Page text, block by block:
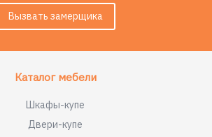
Вызвать замерщика
Каталог мебели
Шкафы-купе
Двери-купе